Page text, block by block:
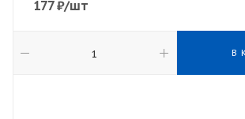
177₽/шт
В